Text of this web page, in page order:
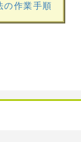
の作業手順